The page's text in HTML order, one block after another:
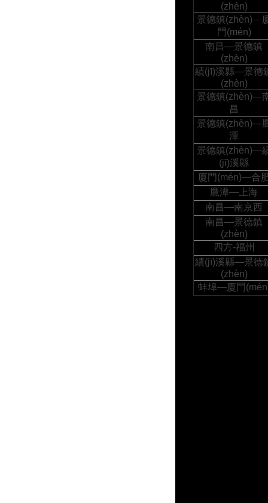
(zhèn)
景德鎮(zhèn)－
門(mén)
南昌—景德鎮
(zhèn)
績(jī)溪縣—景德
(zhèn)
景德鎮(zhèn)—
昌
景德鎮(zhèn)—
潭
景德鎮(zhèn)—
(jī)溪縣
廈門(mén)—合
鷹潭—上海
南昌—南京西
南昌—景德鎮
(zhèn)
四方-福州
績(jī)溪縣—景德
(zhèn)
蚌埠—廈門